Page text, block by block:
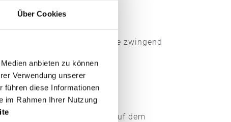
Über Cookies
anbieten zu können
Verwendung unserer
führen diese Informationen
im Rahmen Ihrer Nutzung
den Betrieb der Internetseite zwingend
bzw. vom Internetbrowser auf dem